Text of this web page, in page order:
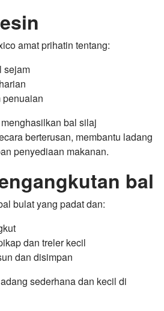
amat prihatin tentang:
sejam
penuaian
bal silaj
berterusan, membantu ladang
penyediaan makanan.
bal
bulat yang padat dan:
dan treler kecil
dan disimpan
sederhana dan kecil di